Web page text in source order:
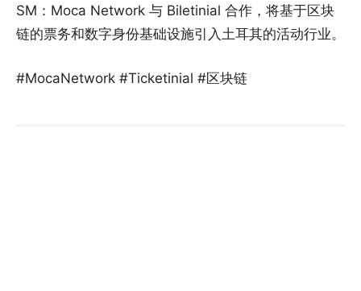
SM：Moca Network 与 Biletinial 合作，将基于区块
链的票务和数字身份基础设施引入土耳其的活动行业。
#MocaNetwork #Ticketinial #区块链